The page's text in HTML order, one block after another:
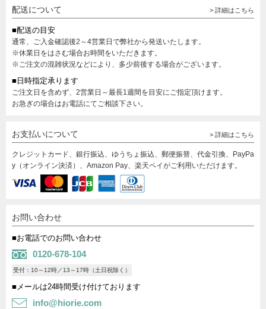
配送について > 詳細はこちら
■配送の目安
通常、ご入金確認後2～4営業日で弊社から発送いたします。
※休業日をはさむ場合お時間をいただきます。
※ご注文の混雑状況などにより、多少前後する場合がございます。
■日時指定承ります
ご注文日を含めず、2営業日～最長1週間を目安にご指定頂けます。
お急ぎの場合はお電話にてご相談下さい。
お支払いについて > 詳細はこちら
クレジットカード、銀行振込、ゆうちょ振込、郵便振替、代金引換、PayPa
y（オンライン決済）、Amazon Pay、楽天ペイがご利用いただけます。
お問い合わせ
■お電話でのお問い合わせ
0120-678-104
受付：10～12時／13～17時（土日祝除く）
■メールは24時間受け付けております
info@hiorie.com